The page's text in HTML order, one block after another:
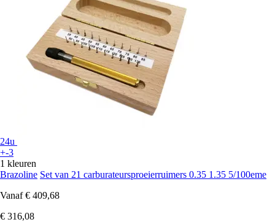
24u
+-3
1 kleuren
Brazoline Set van 21 carburateursproeierruimers 0.35 1.35 5/100eme
Vanaf € 409,68
€ 316,08